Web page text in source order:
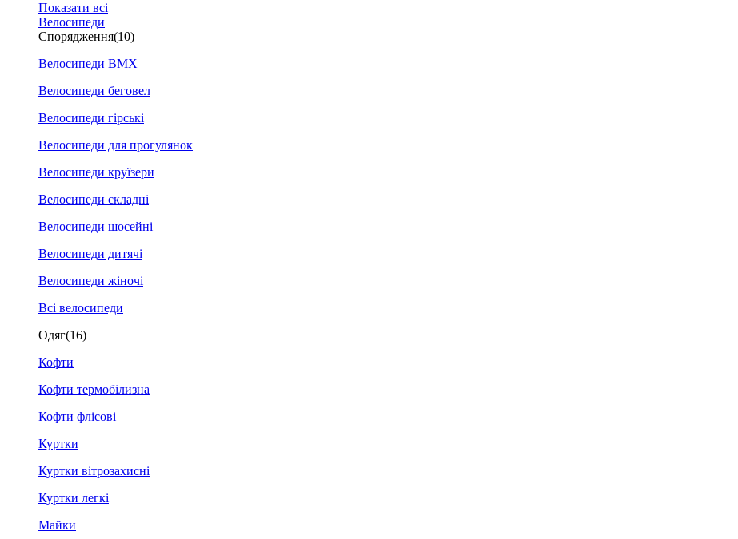
Показати всі
Велосипеди
Спорядження(10)
Велосипеди BMX
Велосипеди беговел
Велосипеди гірські
Велосипеди для прогулянок
Велосипеди круїзери
Велосипеди складні
Велосипеди шосейні
Велосипеди дитячі
Велосипеди жіночі
Всі велосипеди
Одяг(16)
Кофти
Кофти термобілизна
Кофти флісові
Куртки
Куртки вітрозахисні
Куртки легкі
Майки